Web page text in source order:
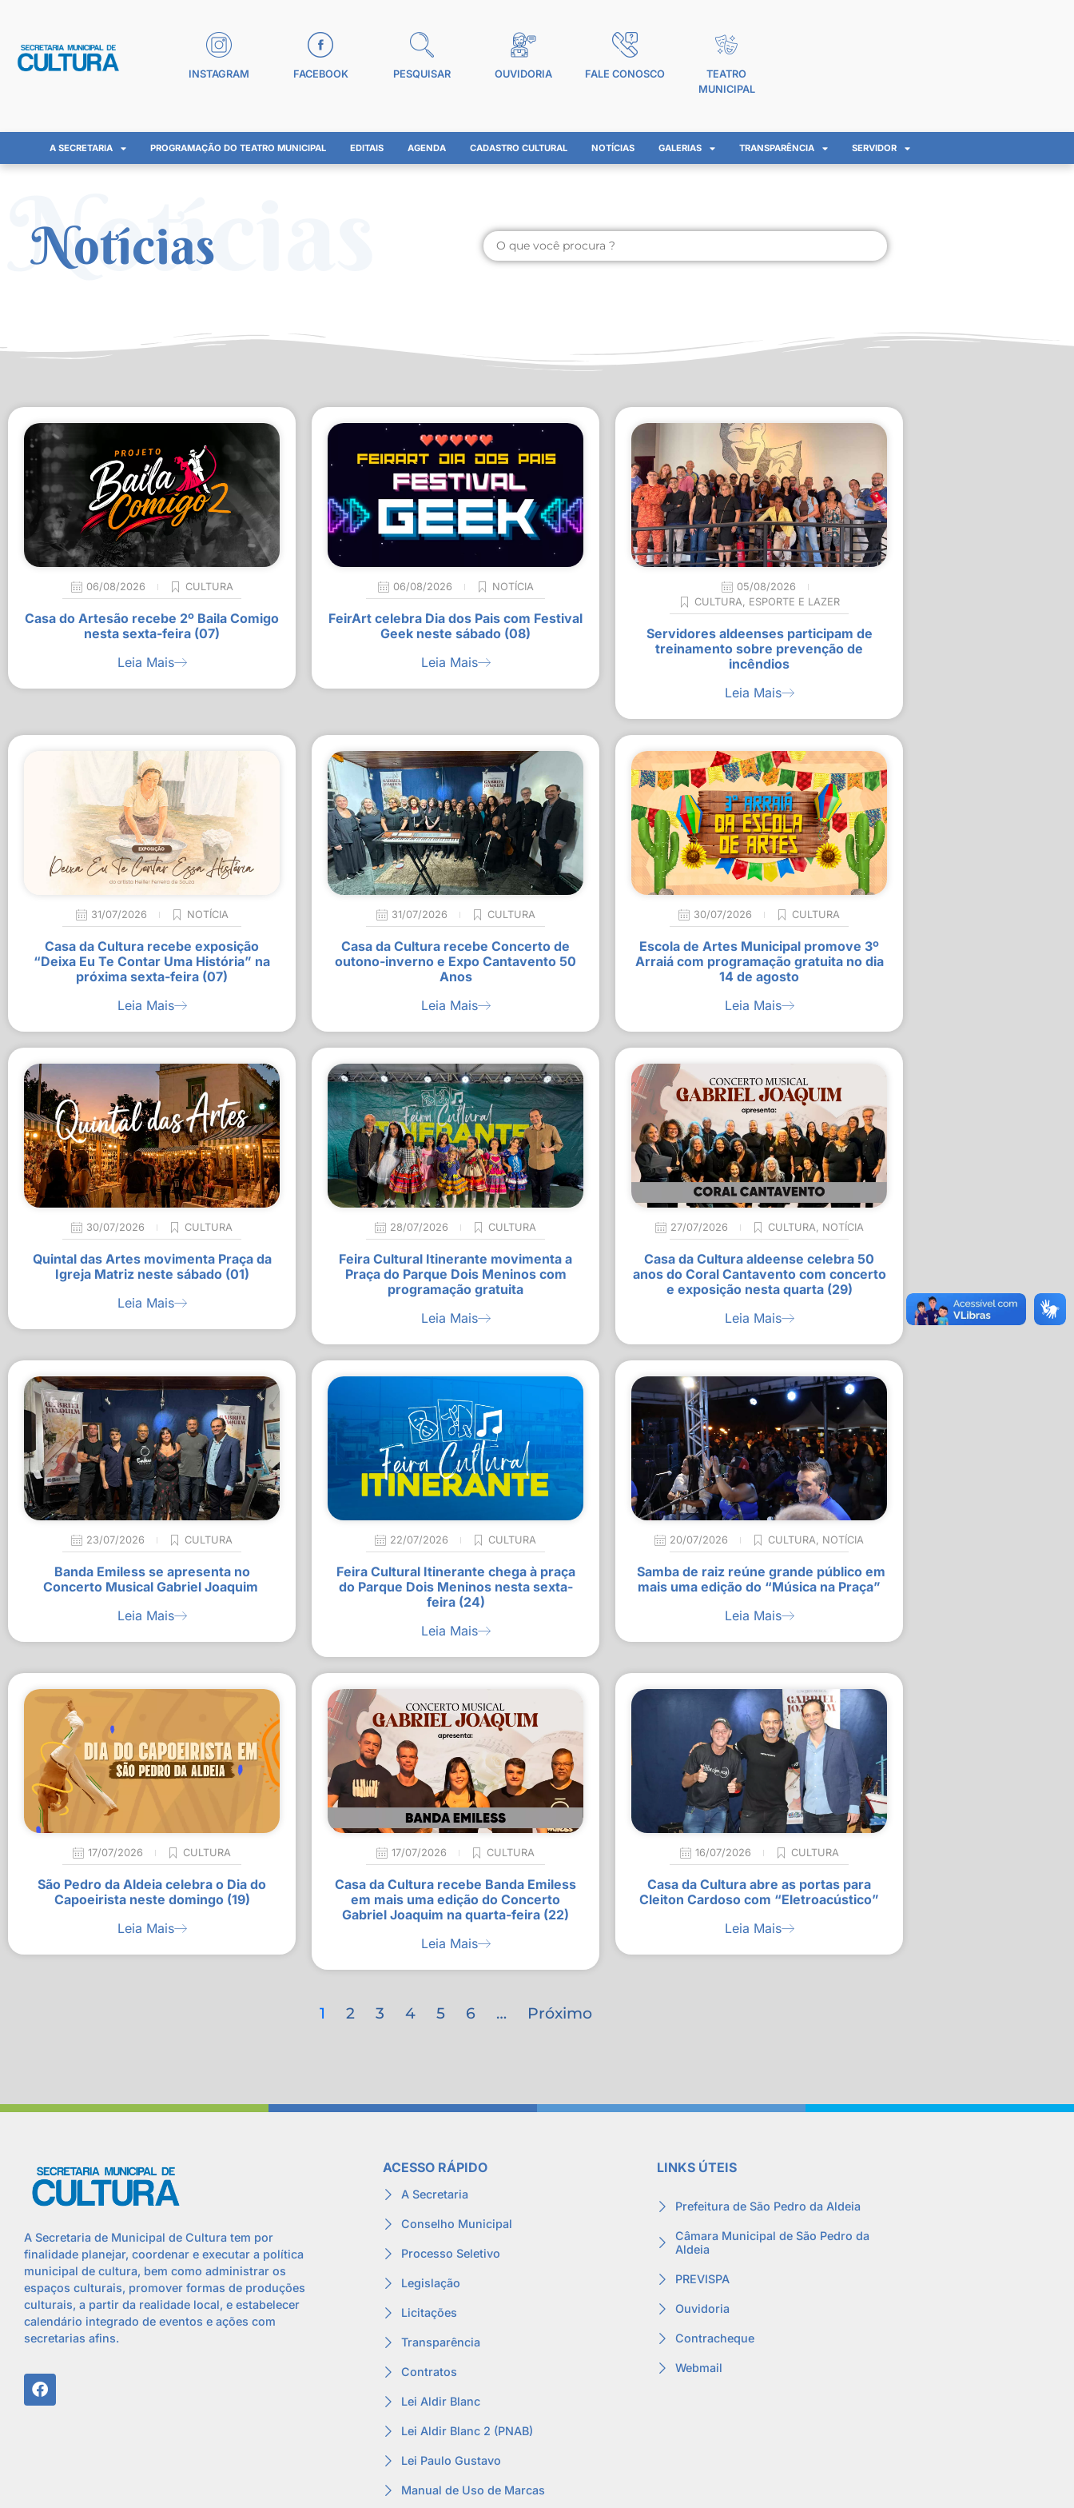
INSTAGRAM FACEBOOK PESQUISAR OUVIDORIA FALE CONOSCO
TEATRO
MUNICIPAL
A SECRETARIA PROGRAMAÇÃO DO TEATRO MUNICIPAL EDITAIS AGENDA CADASTRO CULTURAL NOTÍCIAS GALERIAS TRANSPARÊNCIA SERVIDOR
Notícias
Notícias
06/08/2026 CULTURA
Casa do Artesão recebe 2º Baila Comigo
nesta sexta-feira (07)
Leia Mais
06/08/2026 NOTÍCIA
FeirArt celebra Dia dos Pais com Festival
Geek neste sábado (08)
Leia Mais
05/08/2026
CULTURA, ESPORTE E LAZER
Servidores aldeenses participam de
treinamento sobre prevenção de
incêndios
Leia Mais
31/07/2026 NOTÍCIA
Casa da Cultura recebe exposição
“Deixa Eu Te Contar Uma História” na
próxima sexta-feira (07)
Leia Mais
31/07/2026 CULTURA
Casa da Cultura recebe Concerto de
outono-inverno e Expo Cantavento 50
Anos
Leia Mais
30/07/2026 CULTURA
Escola de Artes Municipal promove 3º
Arraiá com programação gratuita no dia
14 de agosto
Leia Mais
30/07/2026 CULTURA
Quintal das Artes movimenta Praça da
Igreja Matriz neste sábado (01)
Leia Mais
28/07/2026 CULTURA
Feira Cultural Itinerante movimenta a
Praça do Parque Dois Meninos com
programação gratuita
Leia Mais
27/07/2026 CULTURA, NOTÍCIA
Casa da Cultura aldeense celebra 50
anos do Coral Cantavento com concerto
e exposição nesta quarta (29)
Leia Mais
23/07/2026 CULTURA
Banda Emiless se apresenta no
Concerto Musical Gabriel Joaquim
Leia Mais
22/07/2026 CULTURA
Feira Cultural Itinerante chega à praça
do Parque Dois Meninos nesta sexta-
feira (24)
Leia Mais
20/07/2026 CULTURA, NOTÍCIA
Samba de raiz reúne grande público em
mais uma edição do “Música na Praça”
Leia Mais
17/07/2026 CULTURA
São Pedro da Aldeia celebra o Dia do
Capoeirista neste domingo (19)
Leia Mais
17/07/2026 CULTURA
Casa da Cultura recebe Banda Emiless
em mais uma edição do Concerto
Gabriel Joaquim na quarta-feira (22)
Leia Mais
16/07/2026 CULTURA
Casa da Cultura abre as portas para
Cleiton Cardoso com “Eletroacústico”
Leia Mais
1 2 3 4 5 6 … Próximo
A Secretaria de Municipal de Cultura tem por
finalidade planejar, coordenar e executar a política
municipal de cultura, bem como administrar os
espaços culturais, promover formas de produções
culturais, a partir da realidade local, e estabelecer
calendário integrado de eventos e ações com
secretarias afins.
ACESSO RÁPIDO
A Secretaria
Conselho Municipal
Processo Seletivo
Legislação
Licitações
Transparência
Contratos
Lei Aldir Blanc
Lei Aldir Blanc 2 (PNAB)
Lei Paulo Gustavo
Manual de Uso de Marcas
LINKS ÚTEIS
Prefeitura de São Pedro da Aldeia
Câmara Municipal de São Pedro da
Aldeia
PREVISPA
Ouvidoria
Contracheque
Webmail